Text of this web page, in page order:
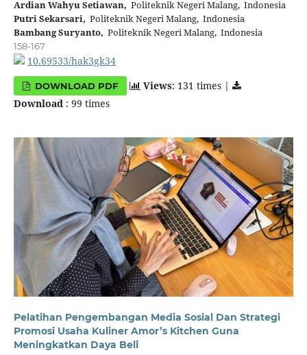
Ardian Wahyu Setiawan, Politeknik Negeri Malang, Indonesia
Putri Sekarsari, Politeknik Negeri Malang, Indonesia
Bambang Suryanto, Politeknik Negeri Malang, Indonesia
158-167
10.69533/hak3gk34
DOWNLOAD PDF Views: 131 times |
Download: 99 times
Pelatihan Pengembangan Media Sosial Dan Strategi
Promosi Usaha Kuliner Amor’s Kitchen Guna
Meningkatkan Daya Beli